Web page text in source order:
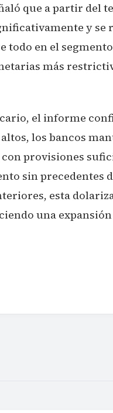
que a partir del
y se
todo en el
más
el informe
los bancos
provisiones
sin precedentes
esta
una